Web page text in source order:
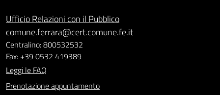
Ufficio Relazioni con il Pubblico
comune.ferrara@cert.comune.fe.it
Centralino: 800532532
Fax: +39 0532 419389
Leggi le FAQ
Prenotazione appuntamento